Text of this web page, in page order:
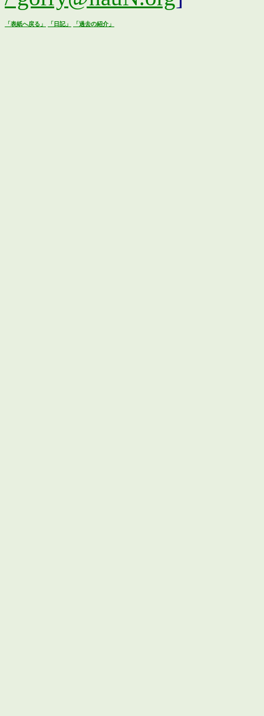
「表紙へ戻る」 「日記」 「過去の紹介」